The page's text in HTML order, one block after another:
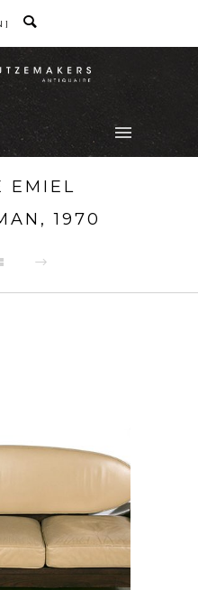
]
EMIEL
1970